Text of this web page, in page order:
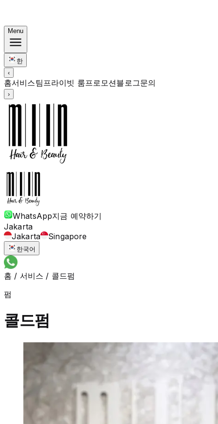
Menu
한
‹
홈서비스팀프라이빗 룸프로모션블로그문의
›
WhatsApp지금 예약하기
Jakarta
Jakarta
Singapore
한국어
홈 / 서비스 / 콜드펌
펌
콜드펌